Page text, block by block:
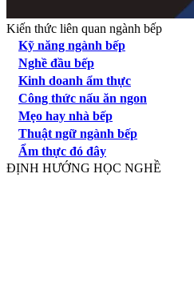
Kiến thức liên quan ngành bếp
Kỹ năng ngành bếp
Nghề đầu bếp
Kinh doanh ẩm thực
Công thức nấu ăn ngon
Mẹo hay nhà bếp
Thuật ngữ ngành bếp
Ẩm thực đó đây
ĐỊNH HƯỚNG HỌC NGHỀ